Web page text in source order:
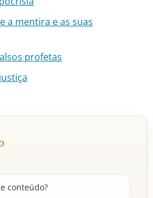
a mentira e as suas
profetas
conteúdo?